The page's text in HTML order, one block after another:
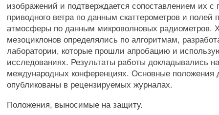
изображений и подтверждается сопоставлением их с
приводного ветра по данным скаттерометров и полей
атмосферы по данным микроволновых радиометров.
мезоциклонов определялись по алгоритмам,
лаборатории, которые прошли апробацию и
исследованиях. Результаты работы докладывались
международных конференциях. Основные положения
опубликованы в рецензируемых журналах.
Положения, выносимые на защиту.